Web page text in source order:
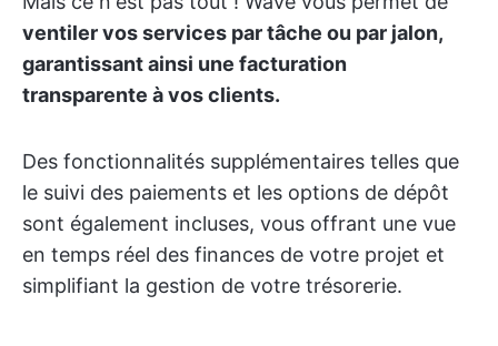
ventiler vos services par tâche ou par jalon,
garantissant ainsi une facturation
transparente à vos clients.
Des fonctionnalités supplémentaires telles que
le suivi des paiements et les options de dépôt
sont également incluses, vous offrant une vue
en temps réel des finances de votre projet et
simplifiant la gestion de votre trésorerie.